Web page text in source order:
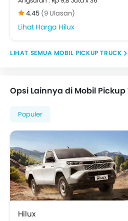
4.45 (9 Ulasan)
Harga Hilux
MOBIL PICKUP TRUCK
Opsi Lainnya di Mobil Pickup
Populer
Hilux